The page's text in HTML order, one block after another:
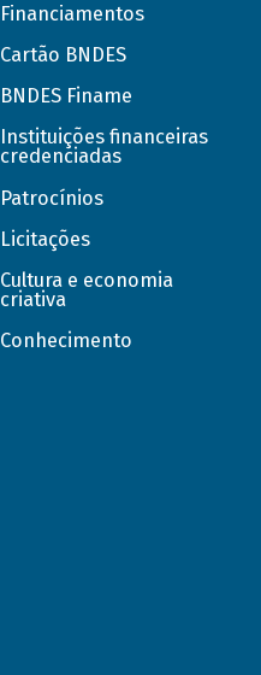
Financiamentos
Cartão BNDES
BNDES Finame
Instituições financeiras
credenciadas
Patrocínios
Licitações
Cultura e economia
criativa
Conhecimento